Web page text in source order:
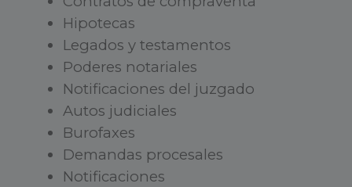
Hipotecas
Legados y testamentos
Poderes notariales
Notificaciones del juzgado
Autos judiciales
Burofaxes
Demandas procesales
Notificaciones